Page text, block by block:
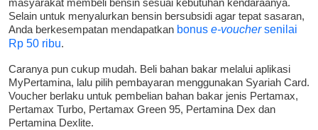
masyarakat membeli bensin sesuai kebutuhan kendaraanya.
Selain untuk menyalurkan bensin bersubsidi agar tepat sasaran,
Anda berkesempatan mendapatkan bonus e-vouchersenilai
Rp 50 ribu.
Caranya pun cukup mudah. Beli bahan bakar melalui aplikasi
MyPertamina, lalu pilih pembayaran menggunakan Syariah Card.
Voucher berlaku untuk pembelian bahan bakar jenis Pertamax,
Pertamax Turbo, Pertamax Green 95, Pertamina Dex dan
Pertamina Dexlite.